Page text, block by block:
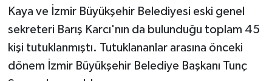
Kaya ve İzmir Büyükşehir Belediyesi eski genel
sekreteri Barış Karcı'nın da bulunduğu toplam 45
kişi tutuklanmıştı. Tutuklananlar arasına önceki
dönem İzmir Büyükşehir Belediye Başkanı Tunç